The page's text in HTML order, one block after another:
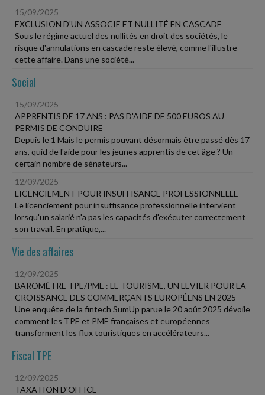
15/09/2025
EXCLUSION D'UN ASSOCIE ET NULLITÉ EN CASCADE
Sous le régime actuel des nullités en droit des sociétés, le
risque d'annulations en cascade reste élevé, comme l'illustre
cette affaire. Dans une société...
Social
15/09/2025
APPRENTIS DE 17 ANS : PAS D'AIDE DE 500 EUROS AU
PERMIS DE CONDUIRE
Depuis le 1 Mais le permis pouvant désormais être passé dès 17
ans, quid de l'aide pour les jeunes apprentis de cet âge ? Un
certain nombre de sénateurs...
12/09/2025
LICENCIEMENT POUR INSUFFISANCE PROFESSIONNELLE
Le licenciement pour insuffisance professionnelle intervient
lorsqu'un salarié n'a pas les capacités d'exécuter correctement
son travail. En pratique,...
Vie des affaires
12/09/2025
BAROMÈTRE TPE/PME : LE TOURISME, UN LEVIER POUR LA
CROISSANCE DES COMMERÇANTS EUROPÉENS EN 2025
Une enquête de la fintech SumUp parue le 20 août 2025 dévoile
comment les TPE et PME françaises et européennes
transforment les flux touristiques en accélérateurs...
Fiscal TPE
12/09/2025
TAXATION D'OFFICE